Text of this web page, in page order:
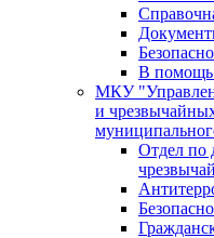
В помощь
МКУ
и
Отдел по